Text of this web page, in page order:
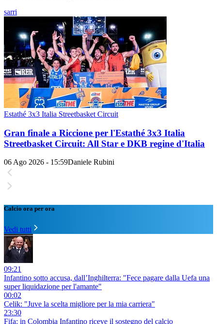
sarri
Estathé 3x3 Italia Streetbasket Circuit
Gran finale a Riccione per l'Estathé 3x3 Italia
Streetbasket Circuit: All Star e DKB regine d'Italia
06 Ago 2026 - 15:59Daniele Rubini
Calcio ora per ora
Vedi tutti
09:21
Infantino sotto accusa, dall’Inghilterra: "Fece pagare dalla Uefa una
super liquidazione per l'amante"
00:02
Celik: "Juve la scelta migliore per la mia carriera"
23:30
Fifa: in Colombia Infantino riceve il sostegno del calcio